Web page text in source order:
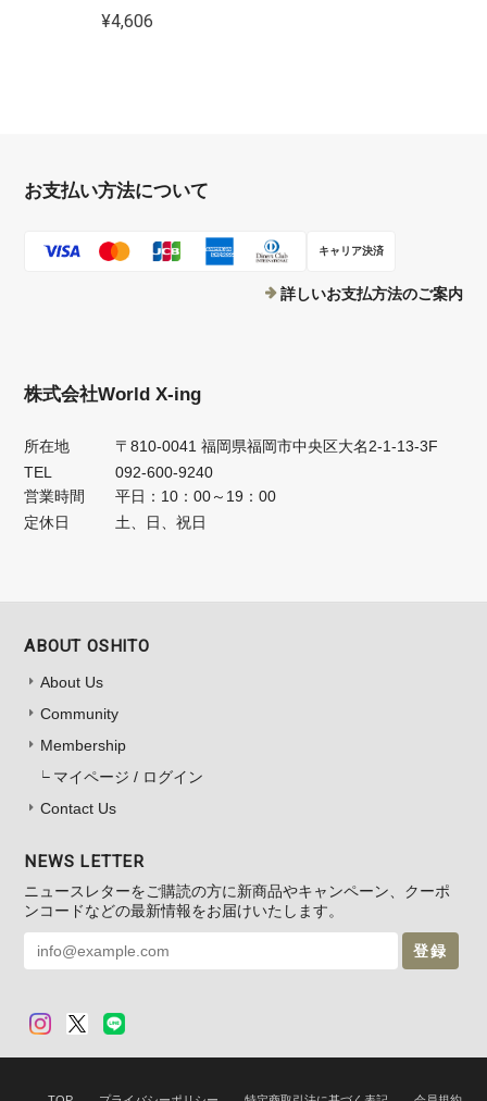
¥4,606
お支払い方法について
キャリア決済
詳しいお支払方法のご案内
株式会社World X-ing
所在地
〒810-0041 福岡県福岡市中央区大名2-1-13-3F
TEL
092-600-9240
営業時間
平日：10：00～19：00
定休日
土、日、祝日
ABOUT OSHITO
About Us
Community
Membership
マイページ / ログイン
Contact Us
NEWS LETTER
ニュースレターをご購読の方に新商品やキャンペーン、クーポ
ンコードなどの最新情報をお届けいたします。
登録